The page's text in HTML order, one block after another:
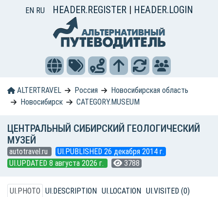
EN RU HEADER.REGISTER | HEADER.LOGIN
ALTERTRAVEL Россия
Новосибирская область
Новосибирск
CATEGORY.MUSEUM
ЦЕНТРАЛЬНЫЙ СИБИРСКИЙ ГЕОЛОГИЧЕСКИЙ
МУЗЕЙ
autotravel.ru
UI.PUBLISHED 26 декабря 2014 г.
UI.UPDATED 8 августа 2026 г.
3788
UI.PHOTO UI.DESCRIPTION UI.LOCATION UI.VISITED (0)